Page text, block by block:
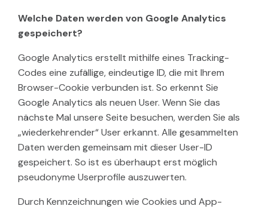
Welche Daten werden von Google Analytics
gespeichert?
Google Analytics erstellt mithilfe eines Tracking-
Codes eine zufällige, eindeutige ID, die mit Ihrem
Browser-Cookie verbunden ist. So erkennt Sie
Google Analytics als neuen User. Wenn Sie das
nächste Mal unsere Seite besuchen, werden Sie als
„wiederkehrender“ User erkannt. Alle gesammelten
Daten werden gemeinsam mit dieser User-ID
gespeichert. So ist es überhaupt erst möglich
pseudonyme Userprofile auszuwerten.
Durch Kennzeichnungen wie Cookies und App-